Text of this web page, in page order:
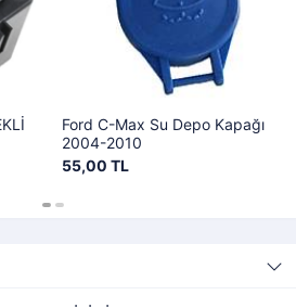
Ford C-Max Su Depo Kapağı
2004-2010
55,00 TL